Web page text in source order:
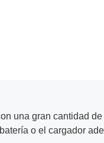
una gran cantidad
o el cargador